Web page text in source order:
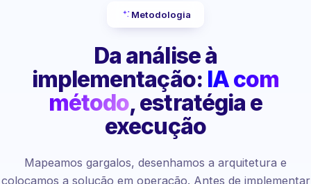
Metodologia
Da análise à
implementação: IA com
método, estratégia e
execução
Mapeamos gargalos, desenhamos a arquitetura e
colocamos a solução em operação. Antes de implementar